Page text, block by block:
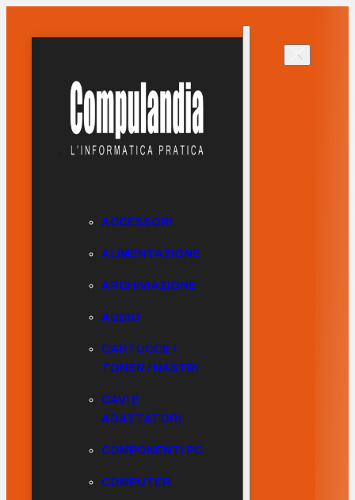
ACCESSORI
ALIMENTAZIONE
ARCHIVIAZIONE
AUDIO
CARTUCCE /
TONER / NASTRI
CAVI E
ADATTATORI
COMPONENTI PC
COMPUTER